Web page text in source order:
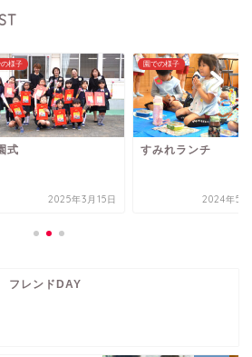
の様子
式
2025年3月15日
園での様子
すみれランチ
2024年5
フレンドDAY